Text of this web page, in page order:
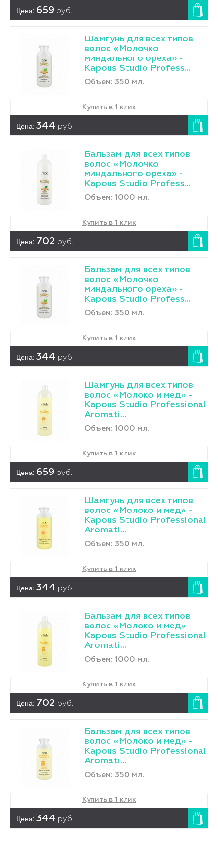
Цена: 659 руб.
Шампунь для всех типов
волос «Молочко
миндального ореха» -
Kapous Studio Profess...
Объем: 350 мл.
Купить в 1 клик
Цена: 344 руб.
Бальзам для всех типов
волос «Молочко
миндального ореха» -
Kapous Studio Profess...
Объем: 1000 мл.
Купить в 1 клик
Цена: 702 руб.
Бальзам для всех типов
волос «Молочко
миндального ореха» -
Kapous Studio Profess...
Объем: 350 мл.
Купить в 1 клик
Цена: 344 руб.
Шампунь для всех типов
волос «Молоко и мед» -
Kapous Studio Professional
Aromati...
Объем: 1000 мл.
Купить в 1 клик
Цена: 659 руб.
Шампунь для всех типов
волос «Молоко и мед» -
Kapous Studio Professional
Aromati...
Объем: 350 мл.
Купить в 1 клик
Цена: 344 руб.
Бальзам для всех типов
волос «Молоко и мед» -
Kapous Studio Professional
Aromati...
Объем: 1000 мл.
Купить в 1 клик
Цена: 702 руб.
Бальзам для всех типов
волос «Молоко и мед» -
Kapous Studio Professional
Aromati...
Объем: 350 мл.
Купить в 1 клик
Цена: 344 руб.